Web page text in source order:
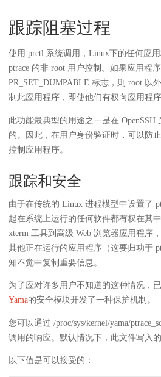
跟踪阻塞过程
使用 prctl 系统调用，Linux下的任何应
ptrace 的非 root 用户控制。如果应用程
PR_SET_DUMPABLE 标志，则 root 以
制此应用程序，即使他们有权向应用程序
此功能最典型的用途之一是在 OpenSSH
的。因此，在用户身份验证时，可以防
控制应用程序。
跟踪和安全
由于在传统的 Linux 进程模型中设置了
起在系统上运行的任何软件都有权在其
xterm 工具到高级 Web 浏览器应用程序
其他正在运行的应用程序（这要归功于
知不觉中复制重要信息。
为了应对许多用户不知道的这种情况，
Yama的安全模块开发了一种保护机制。
您可以通过 /proc/sys/kernel/yama/
调用的响应。默认情况下，此文件写入的
以下值是可以接受的：